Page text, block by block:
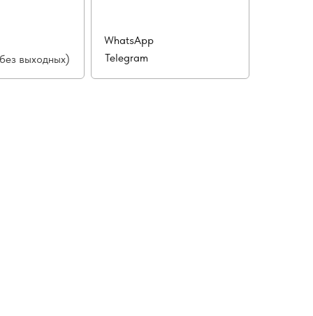
выходных)
WhatsApp
Telegram